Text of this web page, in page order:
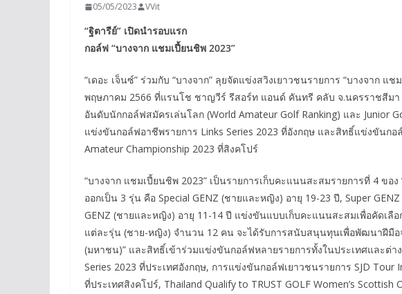
05/05/2023 VVit
“ฐิตารีย์” เปิดนำรอบแรก
กอล์ฟ “บางจาก แชมเปี้ยนชิพ 2023”
“เดอะ เจ็นซ์” ร่วมกับ “บางจาก” ลุยจัดแข่งสวิงเยาวชนรายการ “บางจาก
พฤษภาคม 2566 ที่แรนโช ชาญวีร์ รีสอร์ท แอนด์ คันทรี คลับ จ.นครราชสีมา
อันดับนักกอล์ฟสมัครเล่นโลก (World Amateur Golf Ranking) และ Junior
แข่งขันกอล์ฟอาชีพรายการ Links Series 2023 ที่อังกฤษ และสิทธิ์แข่งขันกอ
Amateur Championship 2023 ที่สิงคโปร์
“บางจาก แชมเปี้ยนชิพ 2023” เป็นรายการเก็บคะแนนสะสมรายการที่ 4 ขอ
ออกเป็น 3 รุ่น คือ Special GENZ (ชายและหญิง) อายุ 19-23 ปี, Super
GENZ (ชายและหญิง) อายุ 11-14 ปี แข่งขันแบบเก็บคะแนนสะสมเพื่อคัดเ
แต่ละรุ่น (ชาย-หญิง) จำนวน 12 คน จะได้รับการสนับสนุนทุนเพื่อพัฒนาฝีมือ
(มหาชน)” และสิทธิ์เข้าร่วมแข่งขันกอล์ฟหลายรายการทั้งในประเทศและต่า
Series 2023 ที่ประเทศอังกฤษ, การแข่งขันกอล์ฟเยาวชนรายการ SJD Tour
ที่ประเทศสิงคโปร์, Thailand Qualify to TRUST GOLF Women’s